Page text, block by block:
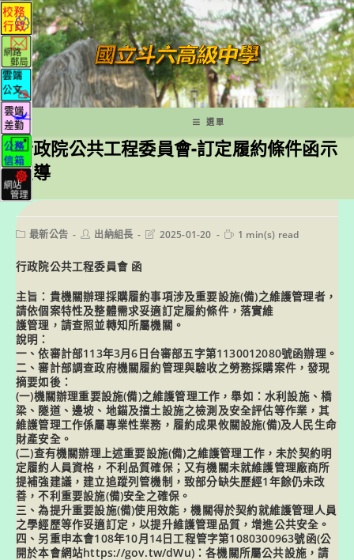
跳
轉
至
主
要
內
容
選單
行政院公共工程委員會-訂定履約條件函示
宣導
Post最新公告
Post出納組長
Post2025-01-20
Reading
1 min(s) read
行政院公共工程委員會 函
主旨：貴機關辦理採購履約事項涉及重要設施(備)之維護管理者，
請依個案特性及整體需求妥適訂定履約條件，落實維
護管理，請查照並轉知所屬機關。
說明：
一、依審計部113年3月6日台審部五字第1130012080號函辦理。
二、審計部調查政府機關履約管理與驗收之勞務採購案件，發現
摘要如後：
(一)機關辦理重要設施(備)之維護管理工作，舉如：水利設施、橋
梁、隧道、邊坡、地錨及擋土設施之檢測及安全評估等作業，其
維護管理工作係屬專業性業務，履約成果攸關設施(備)及人民生命
財產安全。
(二)查有機關辦理上述重要設施(備)之維護管理工作，未於契約明
定履約人員資格，不利品質確保；又有機關未就維護管理廠商所
提補強建議，建立追蹤列管機制，致部分缺失歷經1年餘仍未改
善，不利重要設施(備)安全之確保。
三、為提升重要設施(備)使用效能，機關得於契約就維護管理人員
之學經歷等作妥適訂定，以提升維護管理品質，增進公共安全。
四、另重申本會108年10月14日工程管字第1080300963號函(公
開於本會網站https://gov.tw/dWu)：各機關所屬公共設施，請